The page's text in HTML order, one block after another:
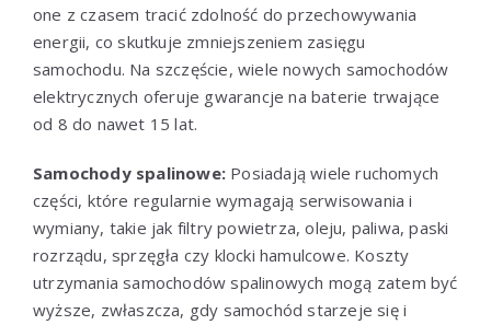
one z czasem tracić zdolność do przechowywania
energii, co skutkuje zmniejszeniem zasięgu
samochodu. Na szczęście, wiele nowych samochodów
elektrycznych oferuje gwarancje na baterie trwające
od 8 do nawet 15 lat.
Samochody spalinowe: Posiadają wiele ruchomych
części, które regularnie wymagają serwisowania i
wymiany, takie jak filtry powietrza, oleju, paliwa, paski
rozrządu, sprzęgła czy klocki hamulcowe. Koszty
utrzymania samochodów spalinowych mogą zatem być
wyższe, zwłaszcza, gdy samochód starzeje się i